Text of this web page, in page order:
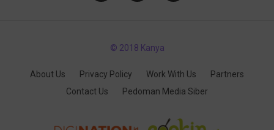
© 2018 Kanya
About Us Privacy Policy Work With Us
Partners
Contact Us
Pedoman Media Siber